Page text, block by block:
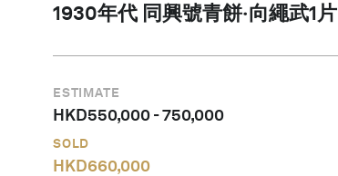
1930年代 同興號青餅‧向繩武1片
ESTIMATE
HKD550,000-750,000
SOLD
HKD660,000